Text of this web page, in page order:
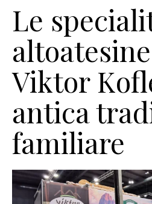
Le
Viktor
antica
familiare